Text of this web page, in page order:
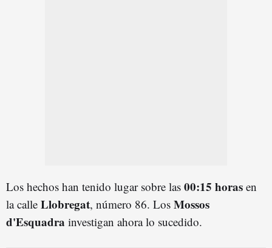
Los hechos han tenido lugar sobre las 00:15 horas en
la calle Llobregat, número 86. Los Mossos
d'Esquadra investigan ahora lo sucedido.